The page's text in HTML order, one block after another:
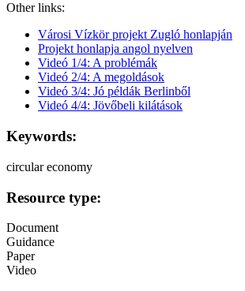
Other links:
Városi Vízkör projekt Zugló honlapján
Projekt honlapja angol nyelven
Videó 1/4: A problémák
Videó 2/4: A megoldások
Videó 3/4: Jó példák Berlinből
Videó 4/4: Jövőbeli kilátások
Keywords:
circular economy
Resource type:
Document
Guidance
Paper
Video